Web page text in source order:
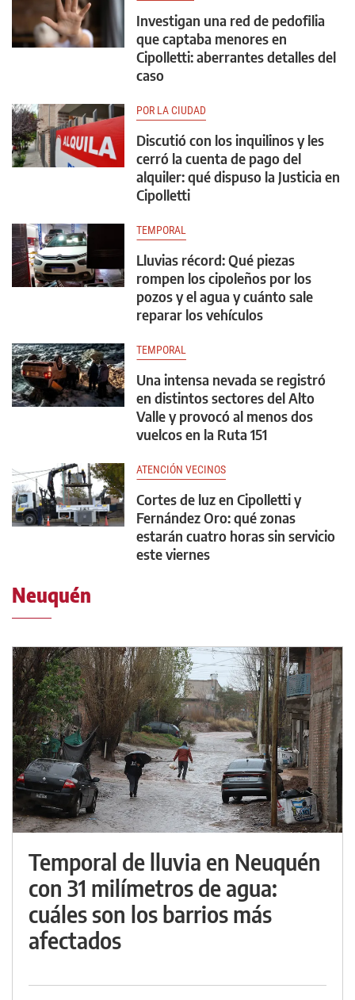
Investigan una red de pedofilia
que captaba menores en
Cipolletti: aberrantes detalles del
caso
POR LA CIUDAD
Discutió con los inquilinos y les
cerró la cuenta de pago del
alquiler: qué dispuso la Justicia en
Cipolletti
TEMPORAL
Lluvias récord: Qué piezas
rompen los cipoleños por los
pozos y el agua y cuánto sale
reparar los vehículos
TEMPORAL
Una intensa nevada se registró
en distintos sectores del Alto
Valle y provocó al menos dos
vuelcos en la Ruta 151
ATENCIÓN VECINOS
Cortes de luz en Cipolletti y
Fernández Oro: qué zonas
estarán cuatro horas sin servicio
este viernes
Neuquén
Temporal de lluvia en Neuquén
con 31 milímetros de agua:
cuáles son los barrios más
afectados